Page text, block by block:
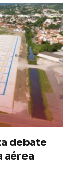
debate
aérea